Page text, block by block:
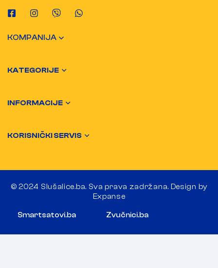
KOMPANIJA
KATEGORIJE
INFORMACIJE
KORISNIČKI SERVIS
© 2024 Slušalice.ba. Sva prava zadržana. Design by
Expanse
Smartsatovi.ba Zvučnici.ba